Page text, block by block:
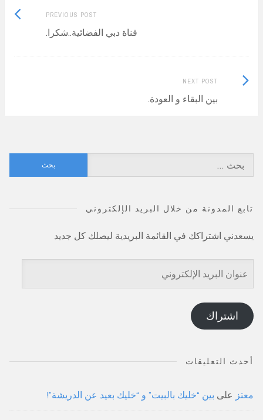
PREVIOUS POST
Previous
قناة دبي الفضائية..شكرا.
NEXT POST
بين البقاء و العودة.
Next
Post:
عن:
تابع المدونة من خلال البريد الإلكتروني
يسعدني اشتراكك في القائمة البريدية ليصلك كل جديد
عنوان
البريد
الإلكتروني
اشتراك
أحدث التعليقات
معتز على بين “خليك بالبيت” و “خليك بعيد عن الدريشة”!